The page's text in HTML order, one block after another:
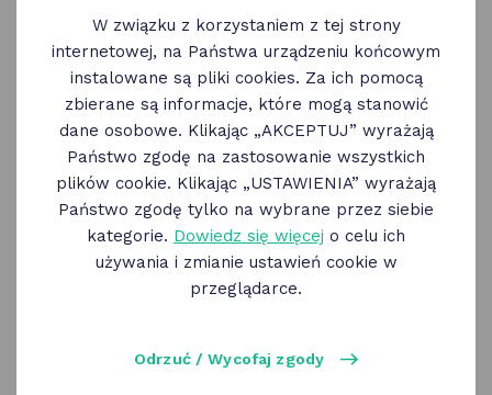
Teatr Muzyczny | bilet ulgowy
W związku z korzystaniem z tej strony
internetowej, na Państwa urządzeniu końcowym
instalowane są pliki cookies. Za ich pomocą
zbierane są informacje, które mogą stanowić
dane osobowe. Klikając „AKCEPTUJ” wyrażają
Państwo zgodę na zastosowanie wszystkich
plików cookie. Klikając „USTAWIENIA” wyrażają
Państwo zgodę tylko na wybrane przez siebie
kategorie. Dowiedz się więcej o celu ich
używania i zmianie ustawień cookie w
przeglądarce.
Odrzuć / Wycofaj zgody